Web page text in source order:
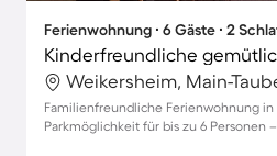
Ferienwohnung ∙ 6 Gäste ∙ 2
Familienfreundliche Ferienwohnung
Parkmöglichkeit für bis zu 6 Personen